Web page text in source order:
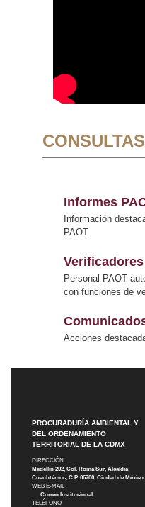
Informes
Información
PAOT
Verificadores
Personal PAOT
con funciones de
Acciones
PROCURADURÍA AMBIENTAL Y
DEL ORDENAMIENTO
TERRITORIAL DE LA CDMX
DIRECCIÓN
Medellín 202, Col. Roma Sur, Alcaldía
Cuauhtémoc, C.P. 06700, Ciudad de México
WEB E-MAIL
Correo Institucional
TELÉFONO